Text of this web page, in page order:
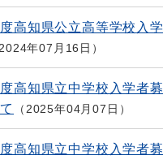
高知県公立高等学校入学
2024年07月16日
高知県立中学校入学者募
2025年04月07日
高知県立中学校入学者募